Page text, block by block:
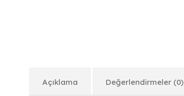
Açıklama Değerlendirmeler (0)